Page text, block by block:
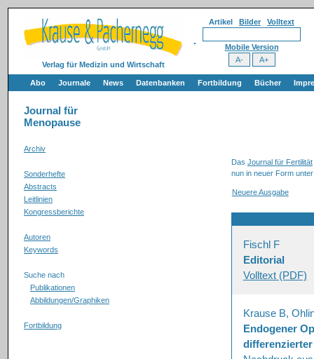
Verlag für Medizin und Wirtschaft
Artikel Bilder Volltext
Mobile Version
Abo Journale News Datenbanken Fortbildung Bücher
Journal für
Menopause
Archiv
Sonderhefte
Abstracts
Leitlinien
Kongressberichte
Autoren
Keywords
Suche nach
Publikationen
Abbildungen/Graphiken
Fortbildung
Das Journal für Fertilität
nun in neuer Form
Neuere Ausgabe
Fischl F
Editorial
Volltext (PDF)
Krause B,
Endogener